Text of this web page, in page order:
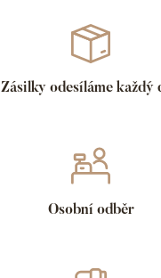
Zásilky odesíláme každý
Osobní odběr